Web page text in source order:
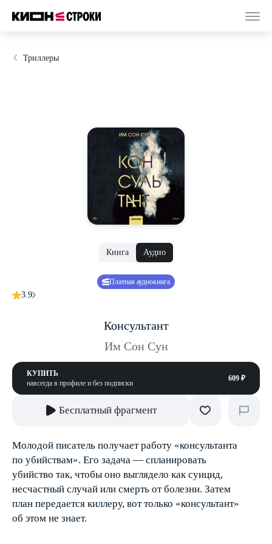
Триллеры
Книга Аудио
Платная аудиокнига
3.9
Консультант
Им Сон Сун
КУПИТЬ
навсегда в профиле и без подписки
609 ₽
Бесплатный фрагмент
Молодой писатель получает работу «консультанта
по убийствам». Его задача — спланировать
убийство так, чтобы оно выглядело как суицид,
несчастный случай или смерть от болезни. Затем
план передается киллеру, вот только «консультант»
об этом не знает.